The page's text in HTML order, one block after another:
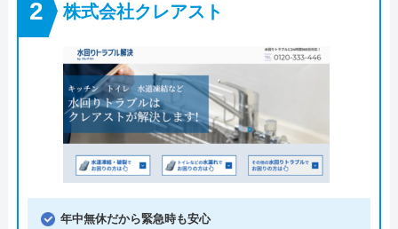
株式会社クレアスト
年中無休だから緊急時も安心